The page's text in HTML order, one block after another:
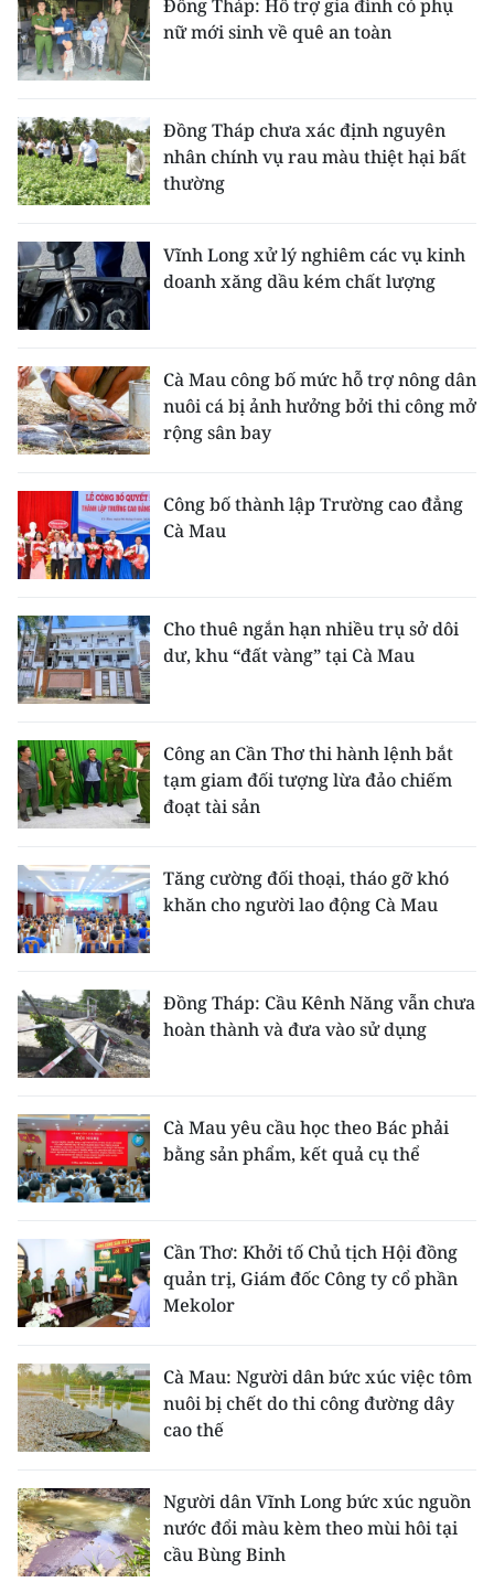
Đồng Tháp: Hỗ trợ gia đình có phụ
nữ mới sinh về quê an toàn
Đồng Tháp chưa xác định nguyên
nhân chính vụ rau màu thiệt hại bất
thường
Vĩnh Long xử lý nghiêm các vụ kinh
doanh xăng dầu kém chất lượng
Cà Mau công bố mức hỗ trợ nông dân
nuôi cá bị ảnh hưởng bởi thi công mở
rộng sân bay
Công bố thành lập Trường cao đẳng
Cà Mau
Cho thuê ngắn hạn nhiều trụ sở dôi
dư, khu “đất vàng” tại Cà Mau
Công an Cần Thơ thi hành lệnh bắt
tạm giam đối tượng lừa đảo chiếm
đoạt tài sản
Tăng cường đối thoại, tháo gỡ khó
khăn cho người lao động Cà Mau
Đồng Tháp: Cầu Kênh Năng vẫn chưa
hoàn thành và đưa vào sử dụng
Cà Mau yêu cầu học theo Bác phải
bằng sản phẩm, kết quả cụ thể
Cần Thơ: Khởi tố Chủ tịch Hội đồng
quản trị, Giám đốc Công ty cổ phần
Mekolor
Cà Mau: Người dân bức xúc việc tôm
nuôi bị chết do thi công đường dây
cao thế
Người dân Vĩnh Long bức xúc nguồn
nước đổi màu kèm theo mùi hôi tại
cầu Bùng Binh